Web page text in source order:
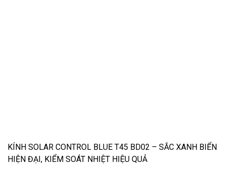
KÍNH SOLAR CONTROL BLUE T45 BD02 – SẮC XANH BIỂN
HIỆN ĐẠI, KIỂM SOÁT NHIỆT HIỆU QUẢ